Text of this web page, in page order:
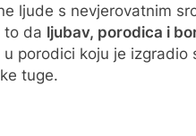
ljude s nevjerovatnim
to da ljubav, porodica i
porodici koju je izgradio
tuge.